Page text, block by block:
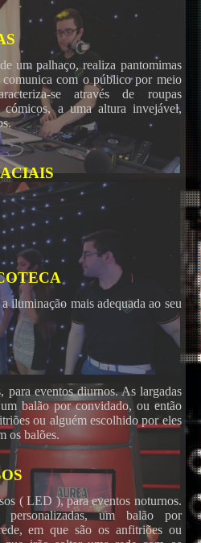
um palhaço, realiza pantomimas
com o público por meio
se através de roupas
cómicos, a uma altura invejável,
iluminação mais adequada ao seu
para eventos diurnos. As largadas
balão por convidado, ou então
ou alguém escolhido por eles
os balões.
( LED ), para eventos noturnos.
um balão por
em que são os anfitriões ou